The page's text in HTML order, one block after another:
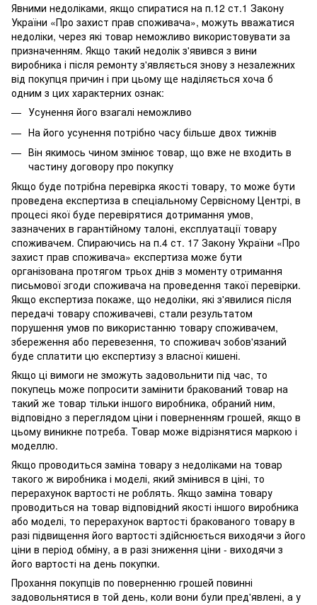
Явними недоліками, якщо спиратися на п.12 ст.1 Закону
України «Про захист прав споживача», можуть вважатися
недоліки, через які товар неможливо використовувати за
призначенням. Якщо такий недолік з'явився з вини
виробника і після ремонту з'являється знову з незалежних
від покупця причин і при цьому ще наділяється хоча б
одним з цих характерних ознак:
Усунення його взагалі неможливо
На його усунення потрібно часу більше двох тижнів
Він якимось чином змінює товар, що вже не входить в
частину договору про покупку
Якщо буде потрібна перевірка якості товару, то може бути
проведена експертиза в спеціальному Сервісному Центрі, в
процесі якої буде перевірятися дотримання умов,
зазначених в гарантійному талоні, експлуатації товару
споживачем. Спираючись на п.4 ст. 17 Закону України «Про
захист прав споживача» експертиза може бути
організована протягом трьох днів з моменту отримання
письмової згоди споживача на проведення такої перевірки.
Якщо експертиза покаже, що недоліки, які з'явилися після
передачі товару споживачеві, стали результатом
порушення умов по використанню товару споживачем,
збереження або перевезення, то споживач зобов'язаний
буде сплатити цю експертизу з власної кишені.
Якщо ці вимоги не зможуть задовольнити під час, то
покупець може попросити замінити бракований товар на
такий же товар тільки іншого виробника, обраний ним,
відповідно з переглядом ціни і поверненням грошей, якщо в
цьому виникне потреба. Товар може відрізнятися маркою і
моделлю.
Якщо проводиться заміна товару з недоліками на товар
такого ж виробника і моделі, який змінився в ціні, то
перерахунок вартості не роблять. Якщо заміна товару
проводиться на товар відповідний якості іншого виробника
або моделі, то перерахунок вартості бракованого товару в
разі підвищення його вартості здійснюється виходячи з його
ціни в період обміну, а в разі зниження ціни - виходячи з
його вартості на день покупки.
Прохання покупців по поверненню грошей повинні
задовольнятися в той день, коли вони були пред'явлені, а у